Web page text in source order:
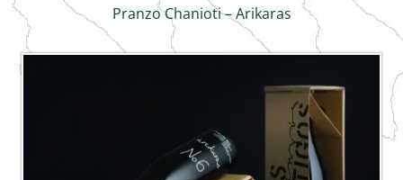
Pranzo Chanioti – Arikaras